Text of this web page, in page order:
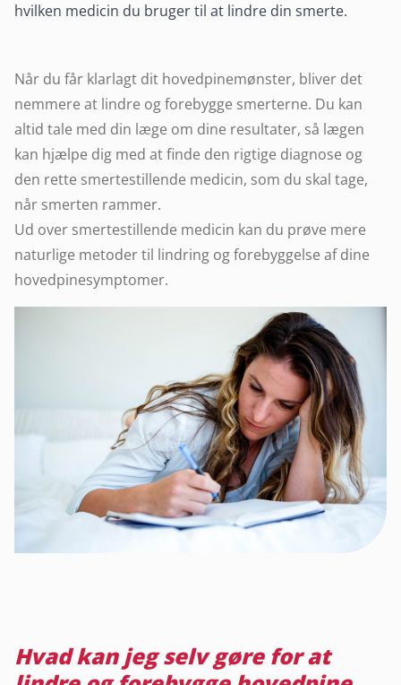
hvilken medicin du bruger til at lindre din smerte.
Når du får klarlagt dit hovedpinemønster, bliver det
nemmere at lindre og forebygge smerterne. Du kan
altid tale med din læge om dine resultater, så lægen
kan hjælpe dig med at finde den rigtige diagnose og
den rette smertestillende medicin, som du skal tage,
når smerten rammer.
Ud over smertestillende medicin kan du prøve mere
naturlige metoder til lindring og forebyggelse af dine
hovedpinesymptomer.
Hvad kan jeg selv gøre for at